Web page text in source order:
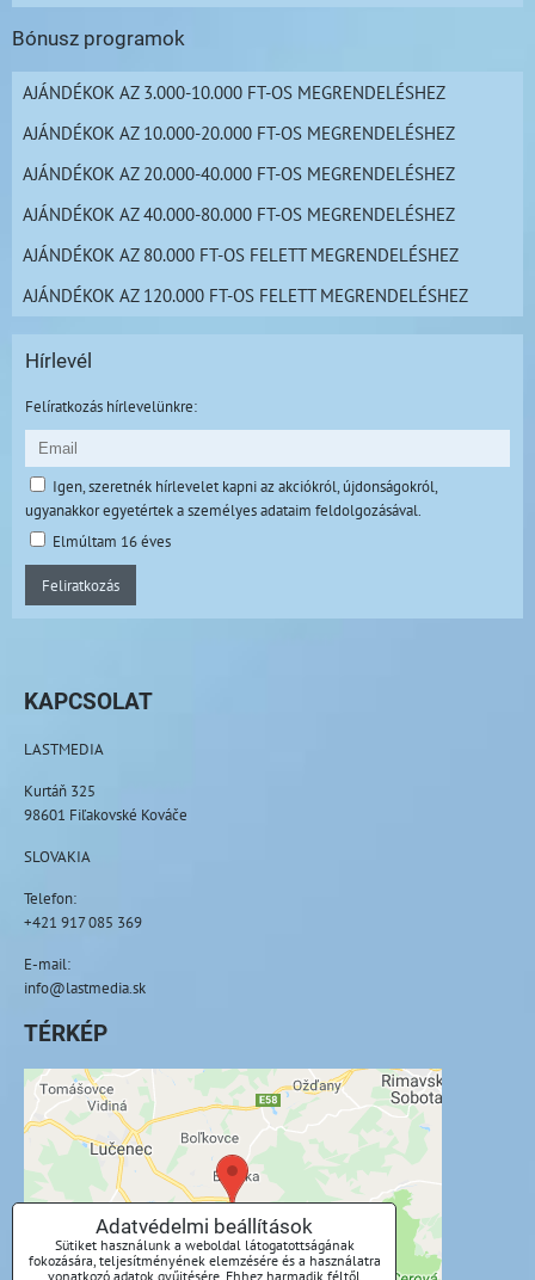
Bónusz programok
AJÁNDÉKOK AZ 3.000-10.000 FT-OS MEGRENDELÉSHEZ
AJÁNDÉKOK AZ 10.000-20.000 FT-OS MEGRENDELÉSHEZ
AJÁNDÉKOK AZ 20.000-40.000 FT-OS MEGRENDELÉSHEZ
AJÁNDÉKOK AZ 40.000-80.000 FT-OS MEGRENDELÉSHEZ
AJÁNDÉKOK AZ 80.000 FT-OS FELETT MEGRENDELÉSHEZ
AJÁNDÉKOK AZ 120.000 FT-OS FELETT MEGRENDELÉSHEZ
Hírlevél
Felíratkozás hírlevelünkre:
Igen, szeretnék hírlevelet kapni az akciókról, újdonságokról,
ugyanakkor egyetértek a személyes adataim feldolgozásával.
Elmúltam 16 éves
Feliratkozás
KAPCSOLAT
LASTMEDIA
Kurtáň 325
98601 Fiľakovské Kováče
SLOVAKIA
Telefon:
+421 917 085 369
E-mail:
info@lastmedia.sk
TÉRKÉP
A külső tartalom blokkolva van az
adatvédelmi beállítások által
Külső tartalmat szeretne betölteni?
Engedélyezze egyszer
Adatvédelmi beállítások
Sütiket használunk a weboldal látogatottságának
fokozására, teljesítményének elemzésére és a használatra
vonatkozó adatok gyűjtésére. Ehhez harmadik féltől